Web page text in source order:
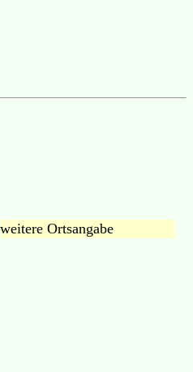
weitere Ortsangabe